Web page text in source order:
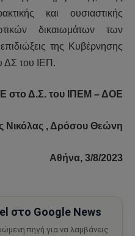
και ουσιαστικής
δικαιωμάτων των
της Κυβέρνησης
ΔΣ του ΙΕΠ.
στο Δ.Σ. του ΙΠΕΜ – ΔΟΕ
Νικόλας , Δρόσου Θεώνη
Αθήνα, 3/8/2023
στο Google News
πηγή για να λαμβάνεις